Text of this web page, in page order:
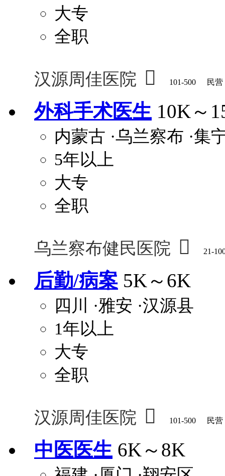
大专
全职
汉源周佳医院  101-500 民营
外科手术医生 10K～
内蒙古 ·乌兰察布 ·集
5年以上
大专
全职
乌兰察布健民医院  21-
后勤/病案 5K～6K
四川 ·雅安 ·汉源县
1年以上
大专
全职
汉源周佳医院  101-500 民营
中医医生 6K～8K